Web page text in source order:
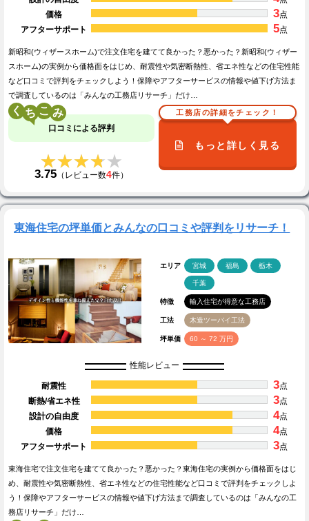
価格
3点
アフターサポート
5点
新昭和(ウィザースホーム)で注文住宅を建てて良かった？悪かった？新昭和(ウィザー
スホーム)の実例から価格面をはじめ、耐震性や気密断熱性、省エネ性などの住宅性能
など口コミで評判をチェックしよう！保障やアフターサービスの情報や値下げ方法ま
で調査しているのは「みんなの工務店リサーチ」だけ…
く こ
口コミによる評判
★★★★★
★★★★★
3.75 （レビュー数4件）
工務店の詳細をチェック！
もっと詳しく見る
東海住宅の坪単価とみんなの口コミや評判をリサーチ！
エリア 宮城 福島 栃木
千葉
特徴 輸入住宅が得意な工務店
工法 木造ツーバイ工法
坪単価 60 ～ 72 万円
性能レビュー
耐震性 3点
断熱/省エネ性
3点
設計の自由度
4点
価格
4点
アフターサポート
3点
東海住宅で注文住宅を建てて良かった？悪かった？東海住宅の実例から価格面をはじ
め、耐震性や気密断熱性、省エネ性などの住宅性能など口コミで評判をチェックしよ
う！保障やアフターサービスの情報や値下げ方法まで調査しているのは「みんなの工
務店リサーチ」だけ…